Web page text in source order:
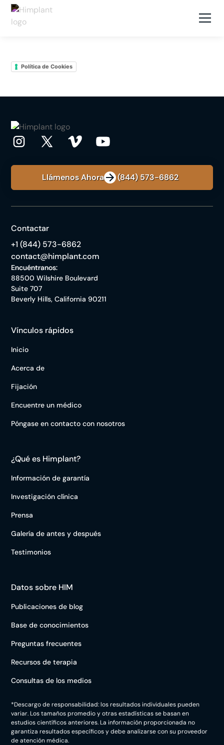
Política de Cookies
Llámenos Ahora: +1 (844) 573-6862
Contactar
+1 (844) 573-6862
contact@himplant.com
Encuéntranos:
88500 Wilshire Boulevard
Suite 707
Beverly Hills, California 90211
Vínculos rápidos
Inicio
Acerca de
Fijación
Encuentre un médico
Póngase en contacto con nosotros
¿Qué es Himplant?
Información de garantía
Investigación clínica
Prensa
Galería de antes y después
Testimonios
Datos sobre HIM
Publicaciones de blog
Base de conocimientos
Preguntas frecuentes
Recursos de terapia
Consultas de los medios
*Descargo de responsabilidad: los resultados individuales pueden
variar. Los tamaños promedio y otras estadísticas se basan en
estudios científicos anteriores. La información proporcionada no
garantiza resultados específicos y debe analizarse con su proveedor
de atención médica.